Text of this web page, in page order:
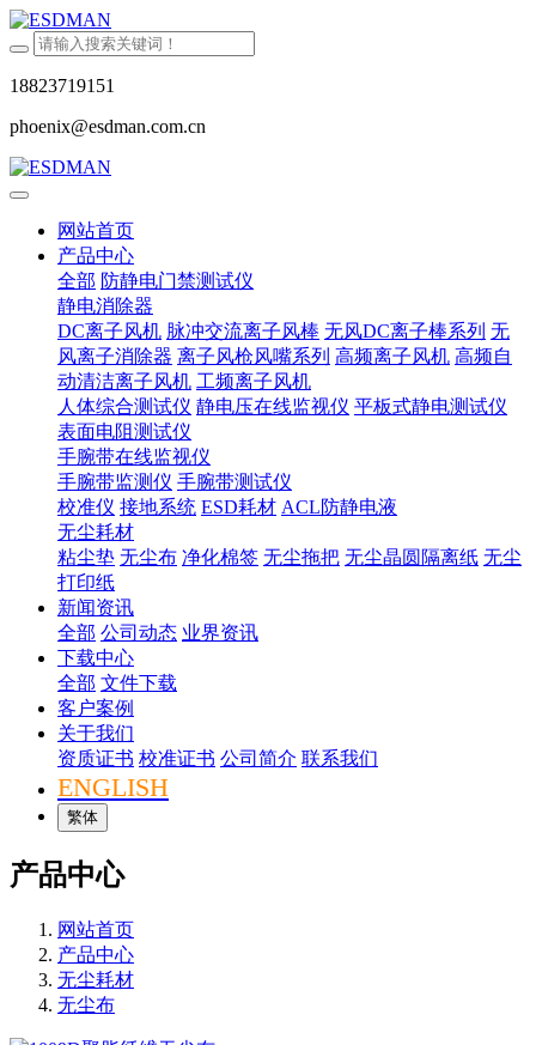
18823719151
phoenix@esdman.com.cn
网站首页
产品中心
全部 防静电门禁测试仪
静电消除器
DC离子风机 脉冲交流离子风棒 无风DC离子棒系列 无
风离子消除器 离子风枪风嘴系列 高频离子风机 高频自
动清洁离子风机 工频离子风机
人体综合测试仪 静电压在线监视仪 平板式静电测试仪
表面电阻测试仪
手腕带在线监视仪
手腕带监测仪 手腕带测试仪
校准仪 接地系统 ESD耗材 ACL防静电液
无尘耗材
粘尘垫 无尘布 净化棉签 无尘拖把 无尘晶圆隔离纸 无尘
打印纸
新闻资讯
全部 公司动态 业界资讯
下载中心
全部 文件下载
客户案例
关于我们
资质证书 校准证书 公司简介 联系我们
ENGLISH
繁体
产品中心
网站首页
产品中心
无尘耗材
无尘布